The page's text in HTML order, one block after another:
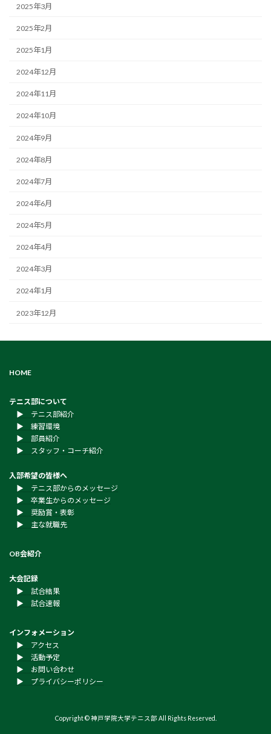
2025年3月
2025年2月
2025年1月
2024年12月
2024年11月
2024年10月
2024年9月
2024年8月
2024年7月
2024年6月
2024年5月
2024年4月
2024年3月
2024年1月
2023年12月
HOME
テニス部について
▶︎ テニス部紹介
▶︎ 練習環境
▶︎ 部員紹介
▶︎ スタッフ・コーチ紹介
入部希望の皆様へ
▶︎ テニス部からのメッセージ
▶︎ 卒業生からのメッセージ
▶︎ 奨励賞・表彰
▶︎ 主な就職先
OB会紹介
大会記録
▶︎ 試合結果
▶︎ 試合速報
インフォメーション
▶︎ アクセス
▶︎ 活動予定
▶︎ お問い合わせ
▶︎ プライバシーポリシー
Copyright © 神戸学院大学テニス部 All Rights Reserved.